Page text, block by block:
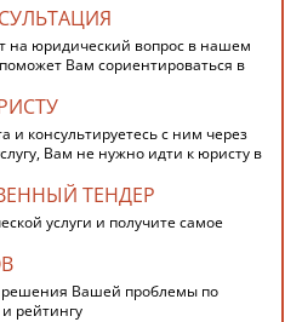
на юридический вопрос в нашем
Вам сориентироваться в
и консультируетесь с ним через
Вам не нужно идти к юристу в
ТЕНДЕР
услуги и получите самое
решения Вашей проблемы по
рейтингу